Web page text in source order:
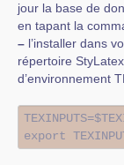
jour la base de
en tapant la
– l’installer dans
répertoire
d’environnement